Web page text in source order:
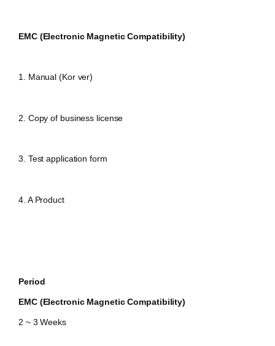
EMC (Electronic Magnetic Compatibility)
1. Manual (Kor ver)
2. Copy of business license
3. Test application form
4. A Product
Period
EMC (Electronic Magnetic Compatibility)
2 ~ 3 Weeks